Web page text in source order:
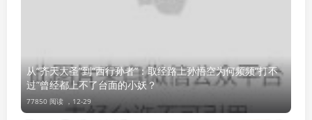
从“齐天大圣”到“西行孙者”：取经路上孙悟空为何频频“打不
过”曾经都上不了台面的小妖？
77850 阅读 ， 12-29